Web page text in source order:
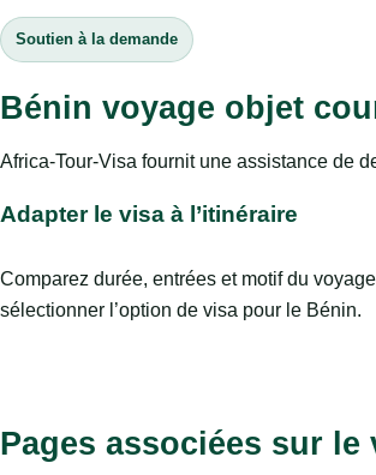
Soutien à la demande
Bénin voyage objet
Africa-Tour-Visa fournit une assistance de
Adapter le visa à l’itinéraire
Comparez durée, entrées et motif du
sélectionner l’option de visa pour le Bénin.
Pages associées sur le